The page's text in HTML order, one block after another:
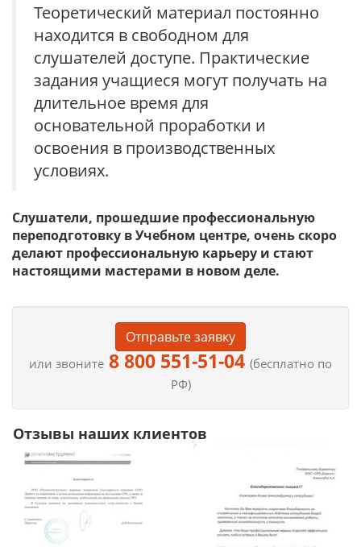
Теоретический материал постоянно
находится в свободном для
слушателей доступе. Практические
задания учащиеся могут получать на
длительное время для
основательной проработки и
освоения в производственных
условиях.
Слушатели, прошедшие профессиональную
переподготовку в Учебном центре, очень скоро
делают профессиональную карьеру и стают
настоящими мастерами в новом деле.
Отправьте заявку
или звоните 8 800 551-51-04 (бесплатно по
РФ)
Отзывы наших клиентов